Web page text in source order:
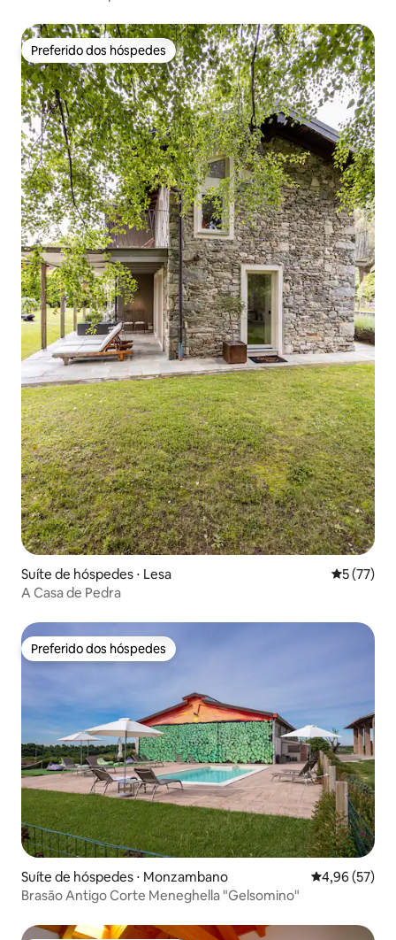
Preferido dos hóspedes
Preferido dos hóspedes
Suíte de hóspedes ⋅ Lesa 5 de uma
5 (77)
A Casa de Pedra
Preferido dos hóspedes
Preferido dos hóspedes
Suíte de hóspedes ⋅ Monzambano 4,96 de uma
4,96 (57)
Brasão Antigo Corte Meneghella "Gelsomino"